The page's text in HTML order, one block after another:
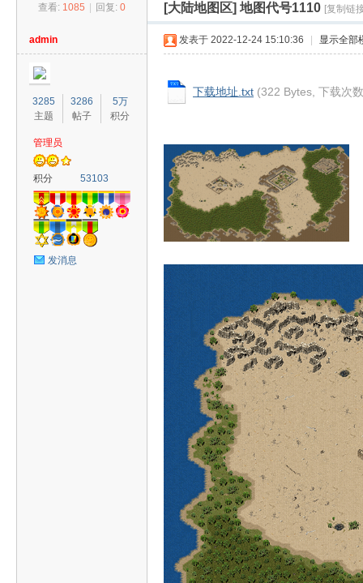
› › ›
查看: 1085 回复: 0 [大陆地图区] 地图代号1110 [复制链
admin
3285
主题
3286
帖子
5万
积分
管理员
积分 53103
发消息
发表于 2022-12-24 15:10:36 显示全部
下载地址.txt (322 Bytes, 下载次